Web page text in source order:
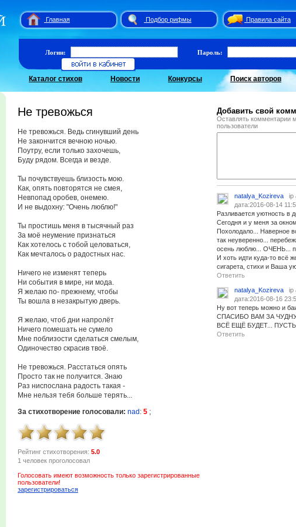
Главная Подбор рифмы
Правила сайта
Логин: Пароль:
Каталог стихов Новости Конкурсы Поиск авторов
Не тревожься
Не тревожься. Ведь сгинувший день
Не закончится вечною ночью.
Поутру, если только захочешь,
Буду рядом. Всегда и везде.
Ты почувствуешь близость мою.
Как, опять повторятся не смея,
Невпопад оробев, онемею.
И не выдохну: "Очень люблю!"
Ты простишь меня в тысячный раз
За моё неумение признаться
Как хотелось с тобой целоваться,
Как мечталось о радостных нас.
Ничего не изменят теперь
Ни события в мире, ни мода.
Я желаю по- прежнему, чтобы
Ты вошла в незакрытую дверь.
Я желаю, чтоб дни напролёт
Ничего помешать не сумело
Мне поблизости сделаться смелым,
Одиночество скрасив твоё.
Не тревожься. Расстаться опять
Просто так не получится. Знаю
Раз ниспослана радость такая -
Мне нельзя тебя больше терять...
За стихотворение голосовали: nad: 5 ;
Рейтинг стихотворения: 5.0
1 человек проголосовал
Голосовать имеют возможность только зарегистрированные
пользователи!
зарегистрироваться
Добавить свой
Оставлять комментарии
пользователи
natalya_Kozireva
ip
дата:2016-08-14
Разливается уютность в
Сегодня и у меня за
Похолодало... Наверное
так неуверенно...
осень люблю... ОЧЕНЬ...
И хоть идти куда-то всё
сигарета, стихи и Ваша
Ответить
natalya_Kozireva
ip
дата:2016-08-16
Ну вот теперь можно и
СПАСИБО ВАМ ЗА
ВСЁ ЕЩЁ БУДЕТ...
Ответить